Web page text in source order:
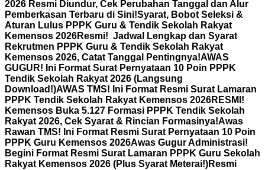
2026 Resmi Diundur, Cek Perubahan Tanggal dan Alur
Pemberkasan Terbaru di Sini!Syarat, Bobot Seleksi &
Aturan Lulus PPPK Guru & Tendik Sekolah Rakyat
Kemensos 2026Resmi! Jadwal Lengkap dan Syarat
Rekrutmen PPPK Guru & Tendik Sekolah Rakyat
Kemensos 2026, Catat Tanggal Pentingnya!AWAS
GUGUR! Ini Format Surat Pernyataan 10 Poin PPPK
Tendik Sekolah Rakyat 2026 (Langsung
Download!)AWAS TMS! Ini Format Resmi Surat Lamaran
PPPK Tendik Sekolah Rakyat Kemensos 2026RESMI!
Kemensos Buka 5.127 Formasi PPPK Tendik Sekolah
Rakyat 2026, Cek Syarat & Rincian Formasinya!Awas
Rawan TMS! Ini Format Resmi Surat Pernyataan 10 Poin
PPPK Guru Kemensos 2026Awas Gugur Administrasi!
Begini Format Resmi Surat Lamaran PPPK Guru Sekolah
Rakyat Kemensos 2026 (Plus Syarat Meterai!)Resmi